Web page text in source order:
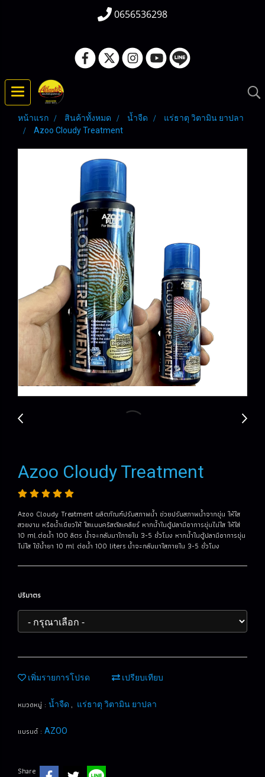
0656536298
หน้าแรก สินค้าทั้งหมด น้ำจืด
แร่ธาตุ วิตามิน ยาปลา
Azoo Cloudy Treatment
Azoo Cloudy Treatment
Azoo Cloudy Treatment ผลิตภัณฑ์ปรับสภาพน้ำ ช่วยปรับสภาพน้ำจากขุ่น ให้ใส
สวยงาม หรือน้ำเขียวให้ ใสแบบคริสตัลเคลียร์ หากน้ำในตู้ปลามีอาการขุ่นไม่ใส ให้ใส่
10 ml.ต่อน้ำ 100 ลิตร น้ำจะกลับมาใภายใน 3-5 ชั่วโมง หากน้ำในตู้ปลามีอาการขุ่น
ไม่ใส ใช้น้ำยา 10 ml ต่อน้ำ 100 liters น้ำจะกลับมาใสภายใน 3-5 ชั่วโมง
ปริมาตร
เพิ่มรายการโปรด เปรียบเทียบ
หมวดหมู่ : น้ำจืด , แร่ธาตุ วิตามิน ยาปลา
แบรนด์ : AZOO
Share